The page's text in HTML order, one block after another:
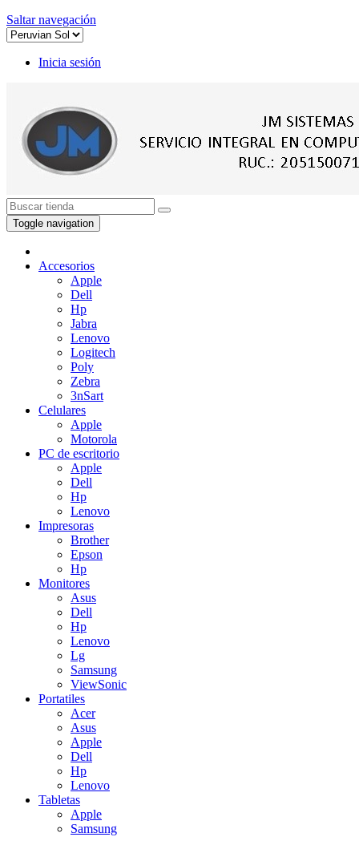
Saltar navegación
Inicia sesión
Toggle navigation
Accesorios
Apple
Dell
Hp
Jabra
Lenovo
Logitech
Poly
Zebra
3nSart
Celulares
Apple
Motorola
PC de escritorio
Apple
Dell
Hp
Lenovo
Impresoras
Brother
Epson
Hp
Monitores
Asus
Dell
Hp
Lenovo
Lg
Samsung
ViewSonic
Portatiles
Acer
Asus
Apple
Dell
Hp
Lenovo
Tabletas
Apple
Samsung